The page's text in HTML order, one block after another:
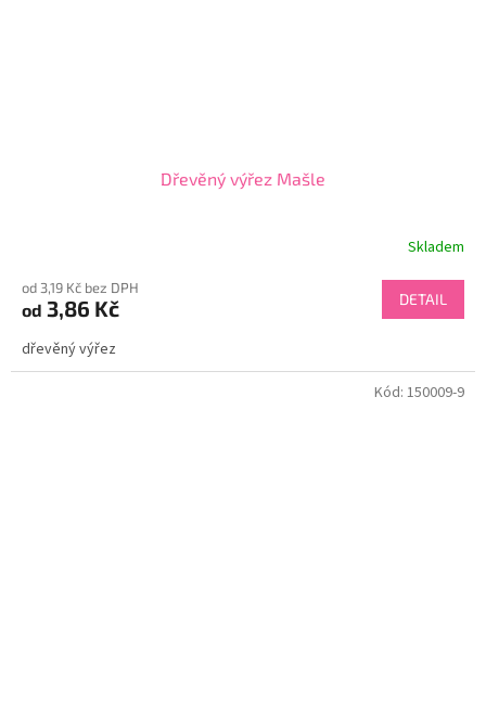
Dřevěný výřez Mašle
Skladem
od 3,19 Kč bez DPH
od 3,86 Kč DETAIL
dřevěný výřez
Kód: 150009-9